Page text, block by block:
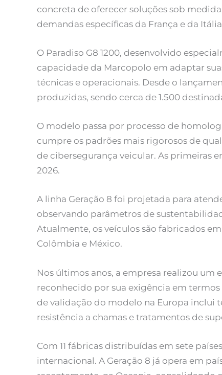
concreta de oferecer soluções sob
demandas específicas da França e da
O Paradiso G8 1200, desenvolvido
capacidade da Marcopolo em adaptar
técnicas e operacionais. Desde o
produzidas, sendo cerca de 1.500
O modelo passa por processo de
cumpre os padrões mais rigorosos de
de cibersegurança veicular. As primeiras
2026.
A linha Geração 8 foi projetada para
observando parâmetros de
Atualmente, os veículos são fabricados
Colômbia e México.
Nos últimos anos, a empresa realizou
reconhecido por sua exigência em
de validação do modelo na Europa inclui
resistência a chamas e tratamentos de
Com 11 fábricas distribuídas em sete
internacional. A Geração 8 já opera em